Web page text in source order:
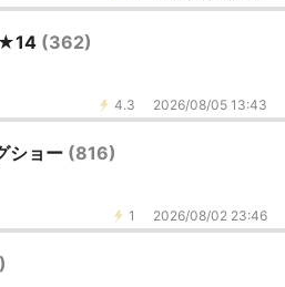
★14 (362)
4.3 2026/08/05 13:43
ショー (816)
1 2026/08/02 23:46